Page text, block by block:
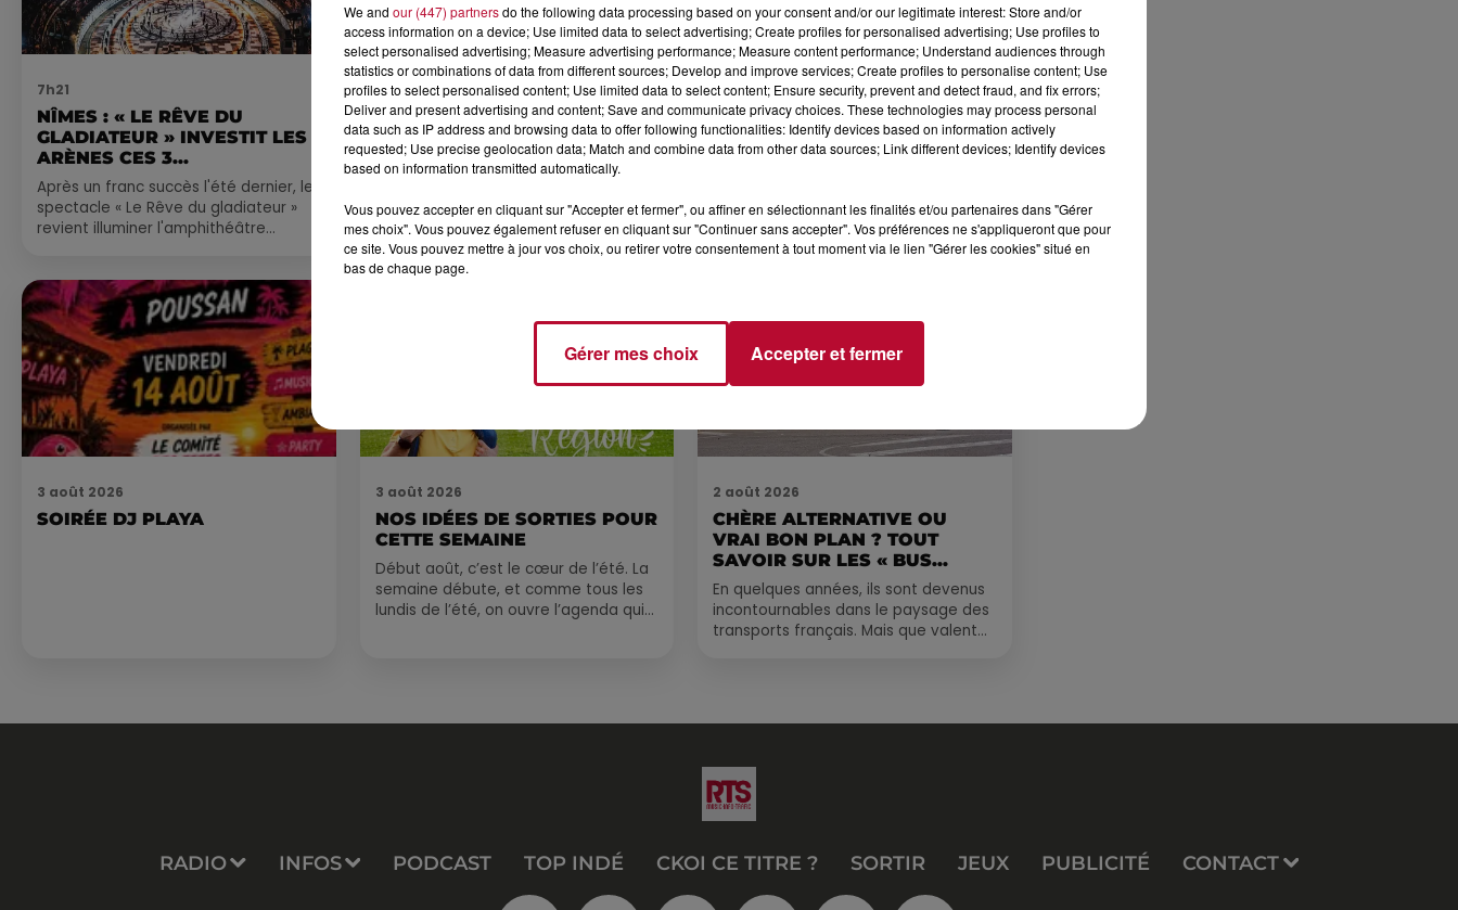
7h21
NÎMES : « LE RÊVE DU
GLADIATEUR » INVESTIT LES
ARÈNES CES 3...
Après un franc succès l'été dernier, le
spectacle « Le Rêve du gladiateur »
revient illuminer l'amphithéâtre
4 août 2026
FÊTE DE LA POLYNÉSIE À
VILLEVEYRAC
4 août 2026
HÉRAULT, PYRÉNÉES-
ORIENTALES : TROIS SPOTS
DE SNORKELING À
lourdes ni de diplômes complexes
pour observer la vie sous-marine. Cet
été, un masque, un tuba et une paire
3 août 2026
SOIRÉE DJ PLAYA
3 août 2026
NOS IDÉES DE SORTIES POUR
CETTE SEMAINE
Début août, c’est le cœur de l’été. La
semaine débute, et comme tous les
lundis de l’été, on ouvre l’agenda qui
2 août 2026
CHÈRE ALTERNATIVE OU
VRAI BON PLAN ? TOUT
SAVOIR SUR LES « BUS...
En quelques années, ils sont devenus
incontournables dans le paysage des
transports français. Mais que valent
RADIO INFOS PODCAST TOP INDÉ CKOI CE TITRE ? SORTIR JEUX PUBLICITÉ CONTACT
We and our (447) partnersdo the following data processing based on your consent and/or our legitimate interest: Store and/or
access information on a device; Use limited data to select advertising; Create profiles for personalised advertising; Use profiles to
select personalised advertising; Measure advertising performance; Measure content performance; Understand audiences through
statistics or combinations of data from different sources; Develop and improve services; Create profiles to personalise content; Use
profiles to select personalised content; Use limited data to select content; Ensure security, prevent and detect fraud, and fix errors;
Deliver and present advertising and content; Save and communicate privacy choices. These technologies may process personal
data such as IP address and browsing data to offer following functionalities: Identify devices based on information actively
requested; Use precise geolocation data; Match and combine data from other data sources; Link different devices; Identify devices
based on information transmitted automatically.
Vous pouvez accepter en cliquant sur "Accepter et fermer", ou affiner en sélectionnant les finalités et/ou partenaires dans "Gérer
mes choix". Vous pouvez également refuser en cliquant sur "Continuer sans accepter". Vos préférences ne s'appliqueront que pour
ce site. Vous pouvez mettre à jour vos choix, ou retirer votre consentement à tout moment via le lien "Gérer les cookies" situé en
bas de chaque page.
Gérer mes choix Accepter et fermer